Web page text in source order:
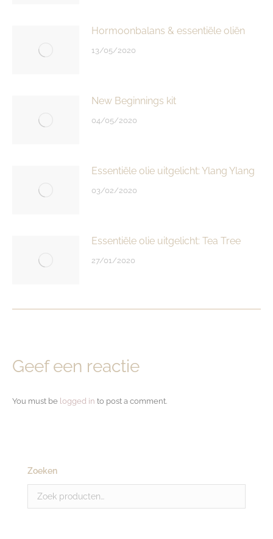
Hormoonbalans & essentiële oliën
13/05/2020
New Beginnings kit
04/05/2020
Essentiële olie uitgelicht: Ylang Ylang
03/02/2020
Essentiële olie uitgelicht: Tea Tree
27/01/2020
Geef een reactie
You must be logged in to post a comment.
Zoeken